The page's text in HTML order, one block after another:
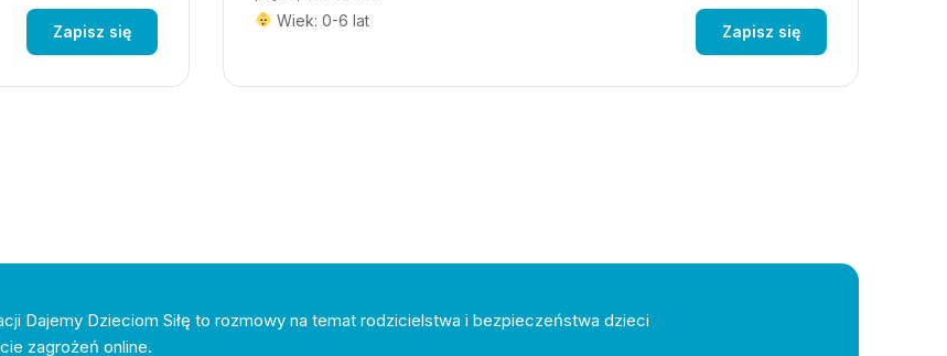
Zapisz się
Wiek: 0-6 lat
Zapisz się
Dajemy Dzieciom Siłę to rozmowy na temat rodzicielstwa i bezpieczeństwa dzieci
zagrożeń online.